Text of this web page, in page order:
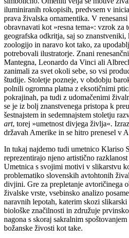
iluminiranih rokopisih, predvsem v
prava živalska ornamentika. V
obravnavati kot »resna tema«: vzrok za
geografska odkritja, saj so
zoologijo in naravo kot tako, za
potrebovali ilustratorje. Znani
Mantegna, Leonardo da Vinci ali
zanimali za svet okoli sebe, so vsi
študije. Stoletje pozneje, v obdobju
polnili ogromna platna z eksotičnimi
pokrajinah, pa tudi z udomačenimi
se je iz bolj znanstvenega pristopa k
šestnajstem in sedemnajstem stoletju
art, torej »umetnost divjega življa«.
državah Amerike in se hitro prenesel v
In tukaj najdemo tudi umetnico Klariso
reprezentirajo njeno artistično
Umetnica s svojimi motivi v slikarstvu
problematiko slovenskih avtohtonih
divjini. Gre za prepletanje avtoričinega
živalske vrste, vsebinsko analizo
naravnih lepotah, katerim skozi
biološke značilnosti in združuje
nagona s skoraj sakralnim
božanske živosti kot take.